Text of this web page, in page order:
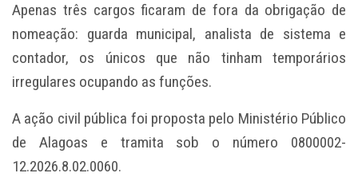
Apenas três cargos ficaram de fora da obrigação de
nomeação: guarda municipal, analista de sistema e
contador, os únicos que não tinham temporários
irregulares ocupando as funções.
A ação civil pública foi proposta pelo Ministério Público
de Alagoas e tramita sob o número 0800002-
12.2026.8.02.0060.